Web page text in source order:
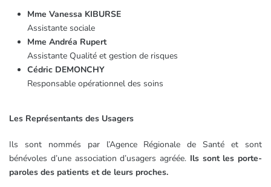
Mme Vanessa KIBURSE
Assistante sociale
Mme Andréa Rupert
Assistante Qualité et gestion de risques
Cédric DEMONCHY
Responsable opérationnel des soins
Les Représentants des Usagers
Ils sont nommés par l’Agence Régionale de Santé et sont
bénévoles d’une association d’usagers agréée. Ils sont les porte-
paroles des patients et de leurs proches.